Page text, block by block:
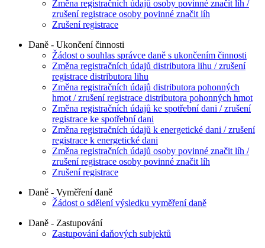
Změna registračních údajů osoby povinné značit líh /
zrušení registrace osoby povinné značit líh
Zrušení registrace
Daně - Ukončení činnosti
Žádost o souhlas správce daně s ukončením činnosti
Změna registračních údajů distributora lihu / zrušení
registrace distributora lihu
Změna registračních údajů distributora pohonných
hmot / zrušení registrace distributora pohonných hmot
Změna registračních údajů ke spotřební dani / zrušení
registrace ke spotřební dani
Změna registračních údajů k energetické dani / zrušení
registrace k energetické dani
Změna registračních údajů osoby povinné značit líh /
zrušení registrace osoby povinné značit líh
Zrušení registrace
Daně - Vyměření daně
Žádost o sdělení výsledku vyměření daně
Daně - Zastupování
Zastupování daňových subjektů